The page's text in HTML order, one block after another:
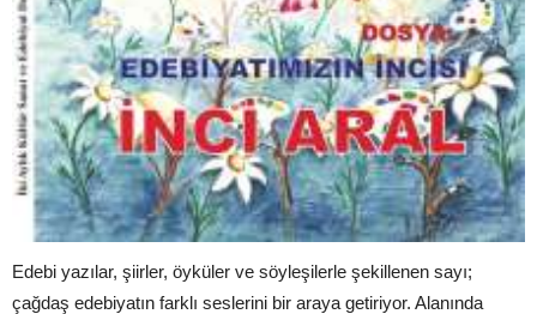
Edebi yazılar, şiirler, öyküler ve söyleşilerle şekillenen sayı;
çağdaş edebiyatın farklı seslerini bir araya getiriyor. Alanında